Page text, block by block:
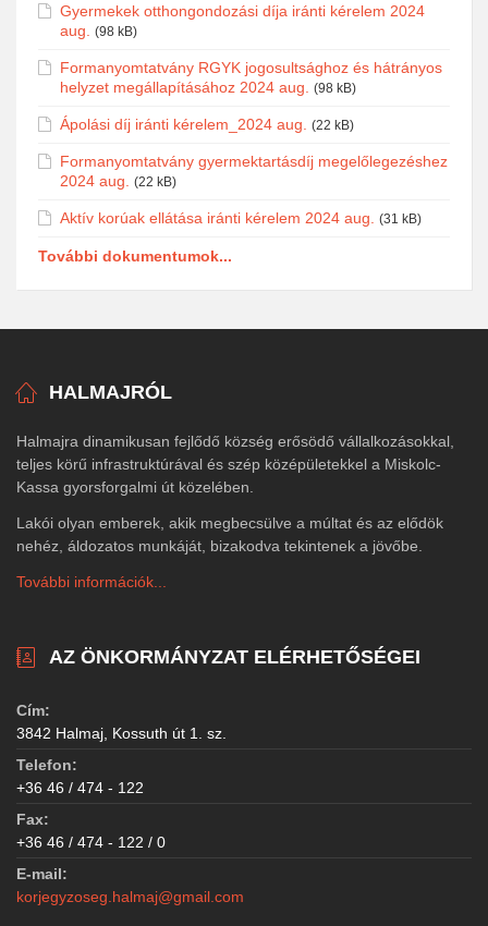
Gyermekek otthongondozási díja iránti kérelem 2024
aug.
(98 kB)
Formanyomtatvány RGYK jogosultsághoz és hátrányos
helyzet megállapításához 2024 aug.
(98 kB)
Ápolási díj iránti kérelem_2024 aug. (22 kB)
Formanyomtatvány gyermektartásdíj megelőlegezéshez
2024 aug.
(22 kB)
Aktív korúak ellátása iránti kérelem 2024 aug. (31 kB)
További dokumentumok...
HALMAJRÓL
Halmajra dinamikusan fejlődő község erősödő vállalkozásokkal,
teljes körű infrastruktúrával és szép középületekkel a Miskolc-
Kassa gyorsforgalmi út közelében.
Lakói olyan emberek, akik megbecsülve a múltat és az elődök
nehéz, áldozatos munkáját, bizakodva tekintenek a jövőbe.
További információk...
AZ ÖNKORMÁNYZAT ELÉRHETŐSÉGEI
Cím:
3842 Halmaj, Kossuth út 1. sz.
Telefon:
+36 46 / 474 - 122
Fax:
+36 46 / 474 - 122 / 0
E-mail:
korjegyzoseg.halmaj@gmail.com